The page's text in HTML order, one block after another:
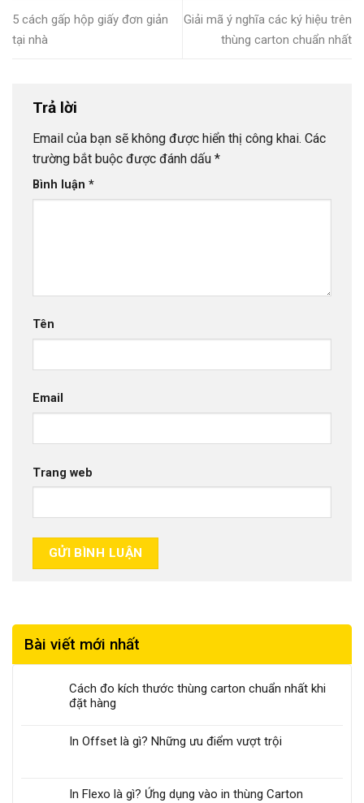
5 cách gấp hộp giấy đơn giản
tại nhà
Giải mã ý nghĩa các ký hiệu trên
thùng carton chuẩn nhất
Trả lời
Email của bạn sẽ không được hiển thị công khai. Các
trường bắt buộc được đánh dấu *
Bình luận *
Tên
Email
Trang web
Bài viết mới nhất
Cách đo kích thước thùng carton chuẩn nhất khi
đặt hàng
In Offset là gì? Những ưu điểm vượt trội
In Flexo là gì? Ứng dụng vào in thùng Carton